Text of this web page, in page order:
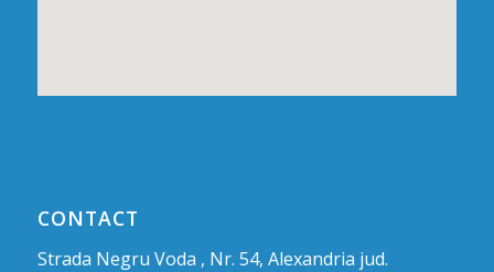
CONTACT
Strada Negru Voda , Nr. 54, Alexandria jud.